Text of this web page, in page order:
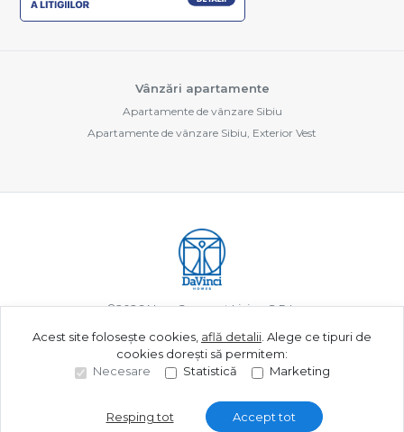
Vânzări apartamente
Apartamente de vânzare Sibiu
Apartamente de vânzare Sibiu, Exterior Vest
©2026New Concept Living S.R.L.
Site creat în
Acest site folosește cookies, află detalii Alege ce tipuri de
cookies dorești să permitem:
Necesare
Statistică Marketing
Resping tot Accept tot